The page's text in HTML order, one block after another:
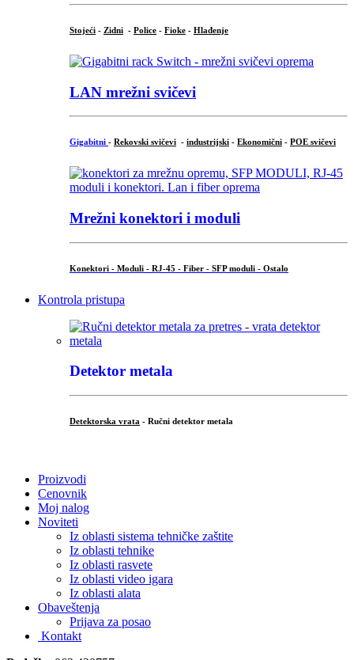
Stojeći - Zidni - Police - Fioke - Hlađenje
LAN mrežni svičevi
Gigabitni - Rekovski svičevi - industrijski - Ekonomični - POE svičevi
Mrežni konektori i moduli
Konektori - Moduli - RJ-45 - Fiber - SFP moduli - Ostalo
Kontrola pristupa
Detektor metala
Detektorska vrata - Ručni detektor metala
Proizvodi
Cenovnik
Moj nalog
Noviteti
Iz oblasti sistema tehničke zaštite
Iz oblasti tehnike
Iz oblasti rasvete
Iz oblasti video igara
Iz oblasti alata
Obaveštenja
Prijava za posao
Kontakt